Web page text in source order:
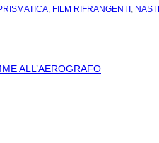
, FILM RIFRANGENTI ,
ALL’AEROGRAFO